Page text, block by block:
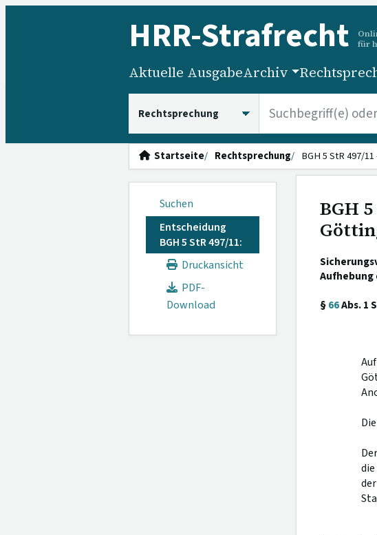
HRR-Strafrecht
für
Aktuelle AusgabeArchiv
Startseite Rechtsprechung BGH 5 StR 497/
Suchen
Entscheidung
BGH 5 StR 497/11:
Druckansicht
PDF-
Download
BGH
Aufhebung
§66Abs. 1